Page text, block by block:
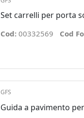
Set carrelli per porta
Cod: 00332569 Cod
GFS
Guida a pavimento